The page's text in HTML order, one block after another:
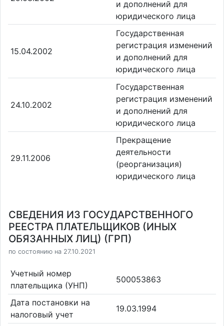
и дополнений для
юридического лица
15.04.2002
Государственная
регистрация изменений
и дополнений для
юридического лица
24.10.2002
Государственная
регистрация изменений
и дополнений для
юридического лица
29.11.2006
Прекращение
деятельности
(реорганизация)
юридического лица
СВЕДЕНИЯ ИЗ ГОСУДАРСТВЕННОГО
РЕЕСТРА ПЛАТЕЛЬЩИКОВ (ИНЫХ
ОБЯЗАННЫХ ЛИЦ) (ГРП)
по состоянию на 27.10.2021
Учетный номер
плательщика (УНП)
500053863
Дата постановки на
налоговый учет
19.03.1994